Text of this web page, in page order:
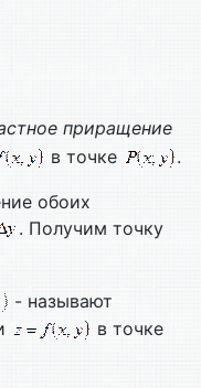
приращение
в точке .
обоих
. Получим точку
- называют
в точке